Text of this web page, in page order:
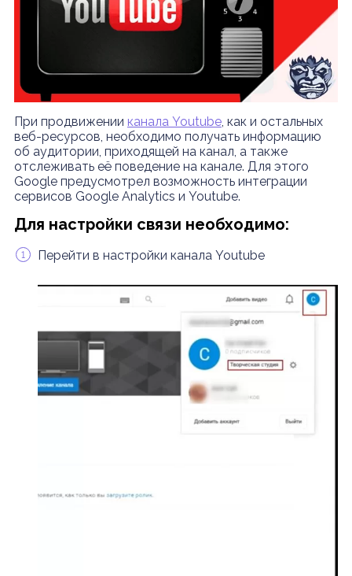
При продвижении канала Youtube, как и остальных
веб-ресурсов, необходимо получать информацию
об аудитории, приходящей на канал, а также
отслеживать её поведение на канале. Для этого
Google предусмотрел возможность интеграции
сервисов Google Analytics и Youtube.
Для настройки связи необходимо:
Перейти в настройки канала Youtube